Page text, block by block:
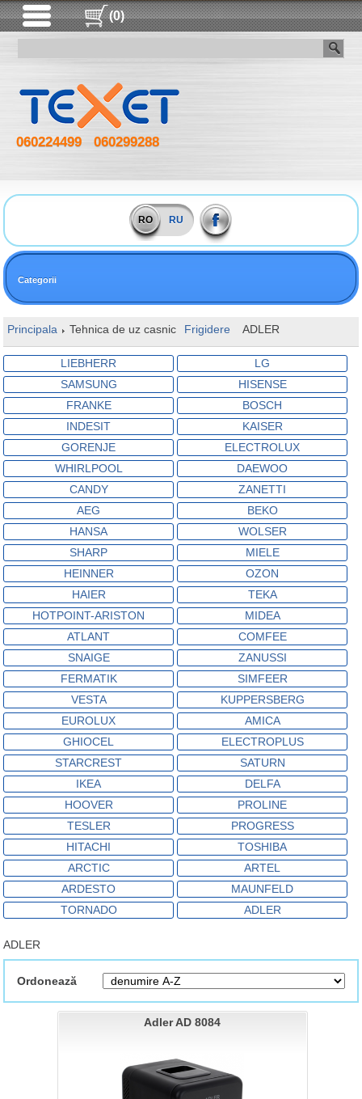
(0)
060224499 060299288
RO RU
Categorii
Principala Tehnica de uz casnic Frigidere ADLER
LIEBHERR
LG
SAMSUNG
HISENSE
FRANKE
BOSCH
INDESIT
KAISER
GORENJE
ELECTROLUX
WHIRLPOOL
DAEWOO
CANDY
ZANETTI
AEG
BEKO
HANSA
WOLSER
SHARP
MIELE
HEINNER
OZON
HAIER
TEKA
HOTPOINT-ARISTON
MIDEA
ATLANT
COMFEE
SNAIGE
ZANUSSI
FERMATIK
SIMFEER
VESTA
KUPPERSBERG
EUROLUX
AMICA
GHIOCEL
ELECTROPLUS
STARCREST
SATURN
IKEA
DELFA
HOOVER
PROLINE
TESLER
PROGRESS
HITACHI
TOSHIBA
ARCTIC
ARTEL
ARDESTO
MAUNFELD
TORNADO
ADLER
ADLER
Ordonează
Adler AD 8084